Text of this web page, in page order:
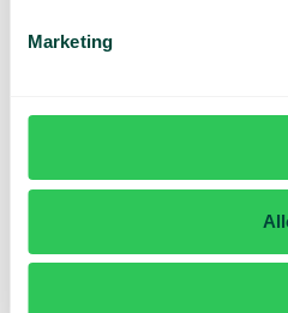
Marketing
säkerhet i ett enkelt gränssnitt.
skapa din växel, hantera
support.